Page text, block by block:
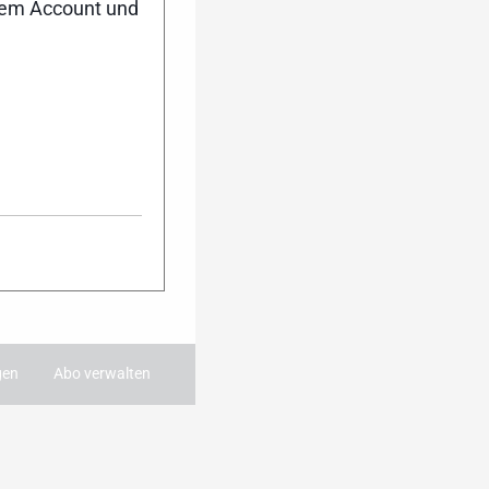
melde dich
an. Während
wichtigsten
Abo verwalten
Account und